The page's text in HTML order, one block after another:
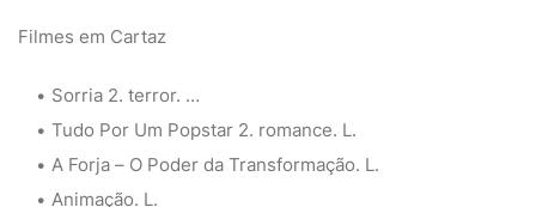
Filmes em Cartaz
Sorria 2. terror. …
Tudo Por Um Popstar 2. romance. L.
A Forja – O Poder da Transformação. L.
Animação. L.